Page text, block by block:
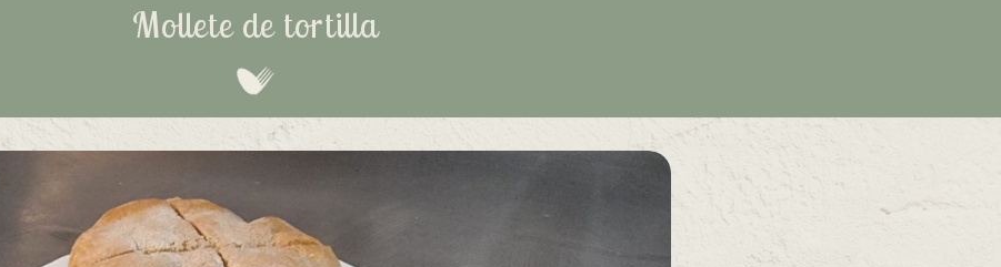
Mollete de tortilla